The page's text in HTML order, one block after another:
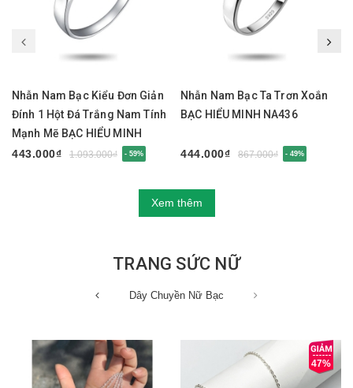
Nhẫn Nam Bạc Kiểu Đơn Giản
Đính 1 Hột Đá Trắng Nam Tính
Mạnh Mẽ BẠC HIỂU MINH
NA437
443.000₫ 1.093.000₫ - 59%
Nhẫn Nam Bạc Ta Trơn Xoắn
BẠC HIỂU MINH NA436
444.000₫ 867.000₫ - 49%
Xem thêm
TRANG SỨC NỮ
Dây Chuyền Nữ Bạc
47%